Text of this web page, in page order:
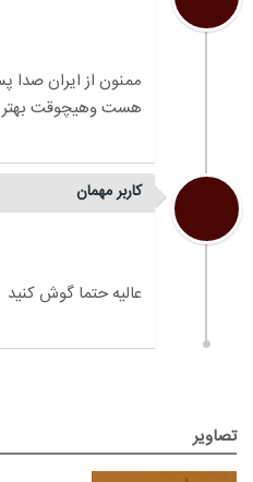
ممنون از ایران صدا
کاربر مهمان
تصاویر